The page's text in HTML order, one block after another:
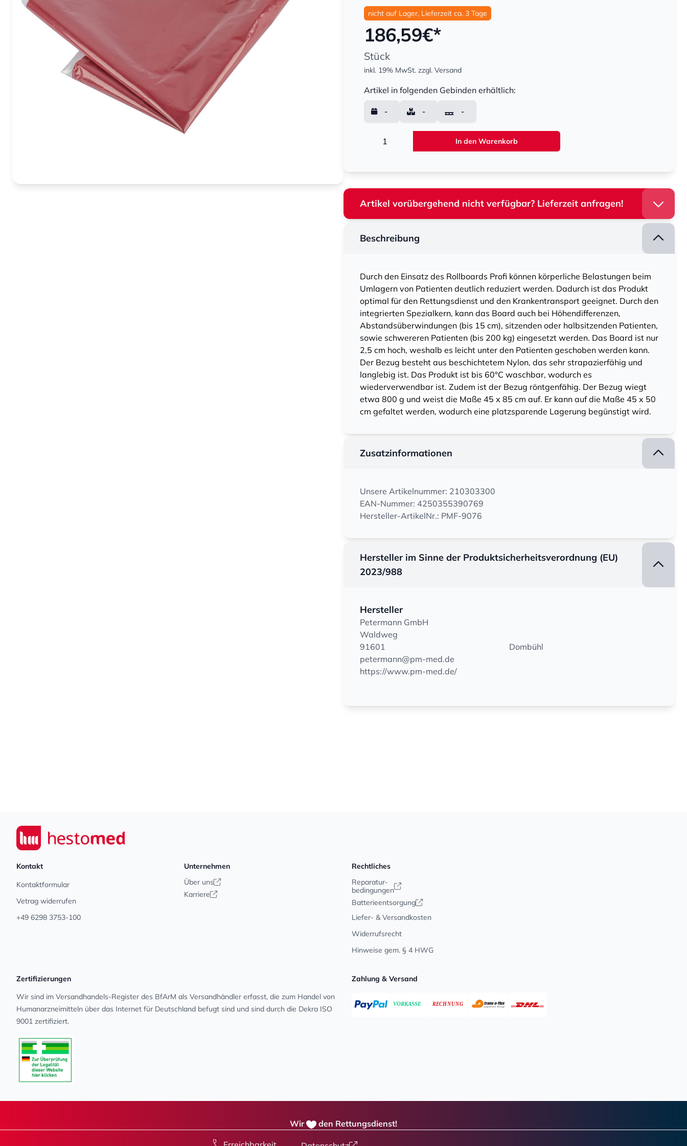
nicht auf Lager, Lieferzeit ca. 3 Tage
186,59€*
Stück
inkl. 19% MwSt. zzgl. Versand
Artikel in folgenden Gebinden erhältlich:
- - -
In den Warenkorb
Artikel vorübergehend nicht verfügbar? Lieferzeit anfragen!
Beschreibung
Durch den Einsatz des Rollboards Profi können körperliche Belastungen beim
Umlagern von Patienten deutlich reduziert werden. Dadurch ist das Produkt
optimal für den Rettungsdienst und den Krankentransport geeignet. Durch den
integrierten Spezialkern, kann das Board auch bei Höhendifferenzen,
Abstandsüberwindungen (bis 15 cm), sitzenden oder halbsitzenden Patienten,
sowie schwereren Patienten (bis 200 kg) eingesetzt werden. Das Board ist nur
2,5 cm hoch, weshalb es leicht unter den Patienten geschoben werden kann.
Der Bezug besteht aus beschichtetem Nylon, das sehr strapazierfähig und
langlebig ist. Das Produkt ist bis 60°C waschbar, wodurch es
wiederverwendbar ist. Zudem ist der Bezug röntgenfähig. Der Bezug wiegt
etwa 800 g und weist die Maße 45 x 85 cm auf. Er kann auf die Maße 45 x 50
cm gefaltet werden, wodurch eine platzsparende Lagerung begünstigt wird.
Zusatzinformationen
Unsere Artikelnummer: 210303300
EAN-Nummer: 4250355390769
Hersteller-ArtikelNr.: PMF-9076
Hersteller im Sinne der Produktsicherheitsverordnung (EU)
2023/988
Hersteller
Petermann GmbH
Waldweg
91601
Dombühl
petermann@pm-med.de
https://www.pm-med.de/
Seiwert GmbH
Kontakt
Kontaktformular
Vetrag widerrufen
+49 6298 3753-100
Unternehmen
Über uns
Karriere
Rechtliches
Reparatur-
bedingungen
Batterieentsorgung
Liefer- & Versandkosten
Widerrufsrecht
Hinweise gem. § 4 HWG
Zertifizierungen
Wir sind im Versandhandels-Register des BfArM als Versandhändler erfasst, die zum Handel von
Human­arz­nei­mit­teln über das Internet für Deutschland befugt sind und sind durch die Dekra ISO
9001 zertifiziert.
Zahlung & Versand
Wir den Rettungsdienst!